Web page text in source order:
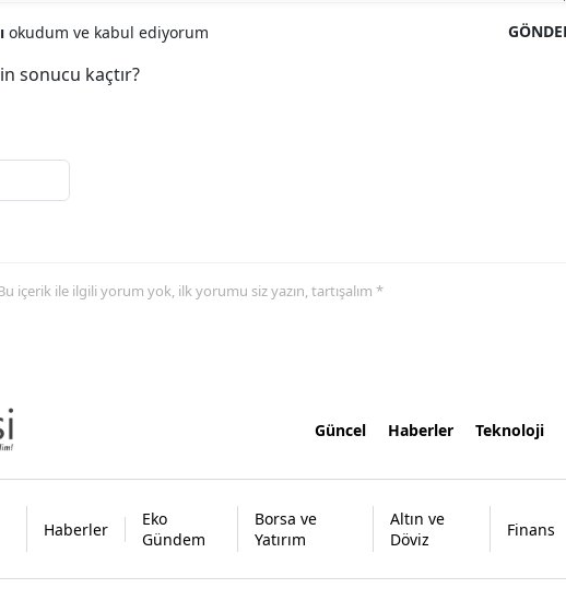
okudum ve kabul ediyorum
sonucu kaçtır?
içerik ile ilgili yorum yok, ilk yorumu siz yazın, tartışalım *
Güncel Haberler Teknoloji
Haberler
Eko
Gündem
Borsa ve
Yatırım
Altın ve
Döviz
Finans